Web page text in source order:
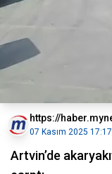
https://
07 Kasım 2025 17:17
Artvin’de